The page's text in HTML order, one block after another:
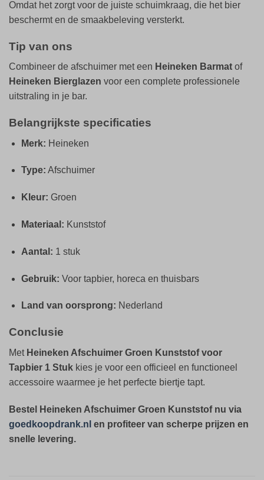
Omdat het zorgt voor de juiste schuimkraag, die het bier
beschermt en de smaakbeleving versterkt.
Tip van ons
Combineer de afschuimer met een Heineken Barmat of
Heineken Bierglazen voor een complete professionele
uitstraling in je bar.
Belangrijkste specificaties
Merk: Heineken
Type: Afschuimer
Kleur: Groen
Materiaal: Kunststof
Aantal: 1 stuk
Gebruik: Voor tapbier, horeca en thuisbars
Land van oorsprong: Nederland
Conclusie
Met Heineken Afschuimer Groen Kunststof voor
Tapbier 1 Stuk kies je voor een officieel en functioneel
accessoire waarmee je het perfecte biertje tapt.
Bestel Heineken Afschuimer Groen Kunststof nu via
goedkoopdrank.nl en profiteer van scherpe prijzen en
snelle levering.